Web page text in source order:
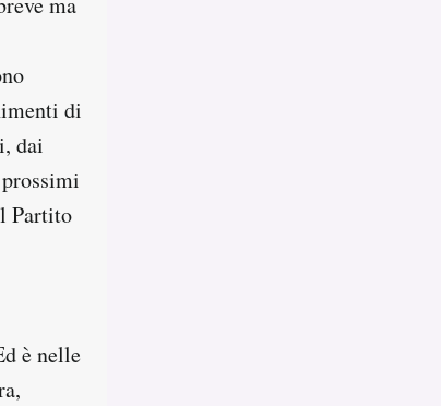
di
dai
Partito
è nelle